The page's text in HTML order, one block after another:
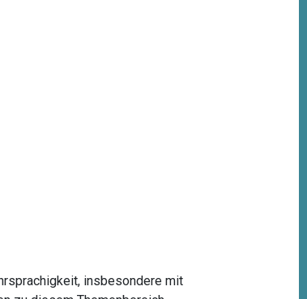
insbesondere mit